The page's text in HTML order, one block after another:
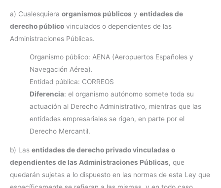
a) Cualesquiera organismos públicos y entidades de
derecho público vinculados o dependientes de las
Administraciones Públicas.
Organismo público: AENA (Aeropuertos Españoles y
Navegación Aérea).
Entidad pública: CORREOS
Diferencia: el organismo autónomo somete toda su
actuación al Derecho Administrativo, mientras que las
entidades empresariales se rigen, en parte por el
Derecho Mercantil.
b) Las entidades de derecho privado vinculadas o
dependientes de las Administraciones Públicas, que
quedarán sujetas a lo dispuesto en las normas de esta Ley que